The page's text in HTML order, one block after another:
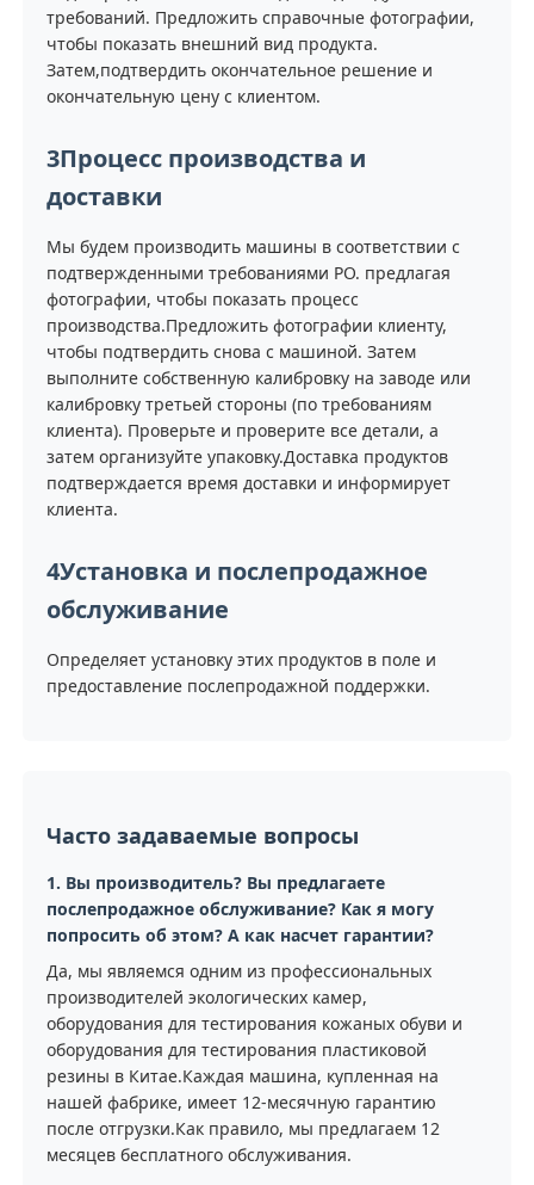
требований. Предложить справочные фотографии,
чтобы показать внешний вид продукта.
Затем,подтвердить окончательное решение и
окончательную цену с клиентом.
3Процесс производства и
доставки
Мы будем производить машины в соответствии с
подтвержденными требованиями PO. предлагая
фотографии, чтобы показать процесс
производства.Предложить фотографии клиенту,
чтобы подтвердить снова с машиной. Затем
выполните собственную калибровку на заводе или
калибровку третьей стороны (по требованиям
клиента). Проверьте и проверите все детали, а
затем организуйте упаковку.Доставка продуктов
подтверждается время доставки и информирует
клиента.
4Установка и послепродажное
обслуживание
Определяет установку этих продуктов в поле и
предоставление послепродажной поддержки.
Часто задаваемые вопросы
1. Вы производитель? Вы предлагаете
послепродажное обслуживание? Как я могу
попросить об этом? А как насчет гарантии?
Да, мы являемся одним из профессиональных
производителей экологических камер,
оборудования для тестирования кожаных обуви и
оборудования для тестирования пластиковой
резины в Китае.Каждая машина, купленная на
нашей фабрике, имеет 12-месячную гарантию
после отгрузки.Как правило, мы предлагаем 12
месяцев бесплатного обслуживания.